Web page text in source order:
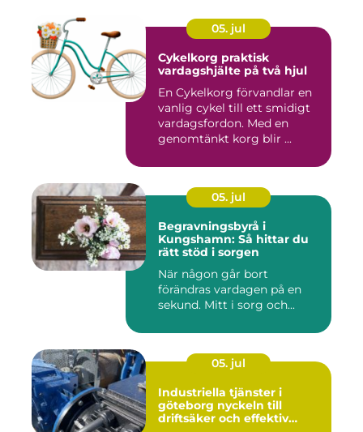
05. jul
Cykelkorg praktisk
vardagshjälte på två hjul
En Cykelkorg förvandlar en
vanlig cykel till ett smidigt
vardagsfordon. Med en
genomtänkt korg blir ...
05. jul
Begravningsbyrå i
Kungshamn: Så hittar du
rätt stöd i sorgen
När någon går bort
förändras vardagen på en
sekund. Mitt i sorg och...
05. jul
Industriella tjänster i
göteborg nyckeln till
driftsäker och effektiv